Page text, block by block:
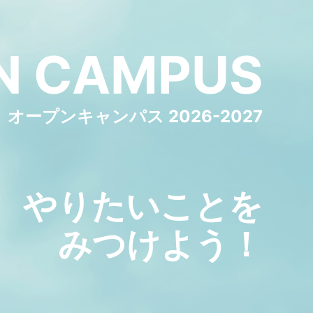
CAMPUS
オープンキャンパス 2026-2027
やりたいことを
みつけよう！